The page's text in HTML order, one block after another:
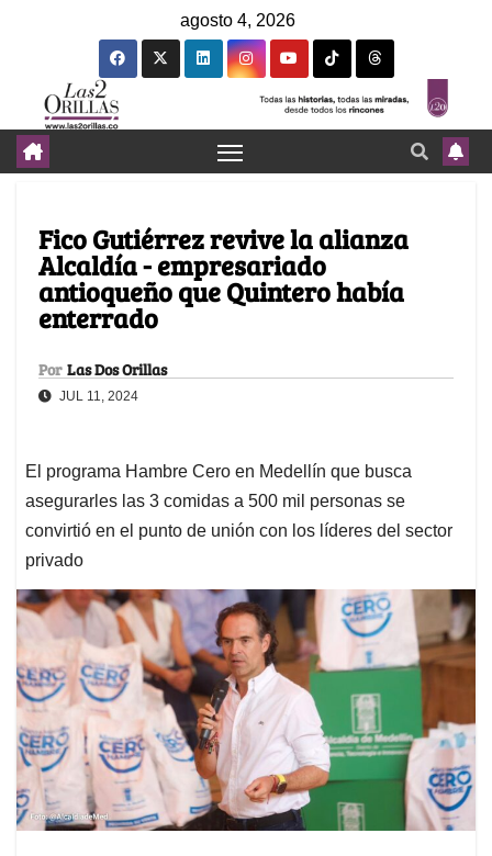
agosto 4, 2026
Fico Gutiérrez revive la alianza
Alcaldía - empresariado
antioqueño que Quintero había
enterrado
Por Las Dos Orillas
JUL 11, 2024
El programa Hambre Cero en Medellín que busca
asegurarles las 3 comidas a 500 mil personas se
convirtió en el punto de unión con los líderes del sector
privado